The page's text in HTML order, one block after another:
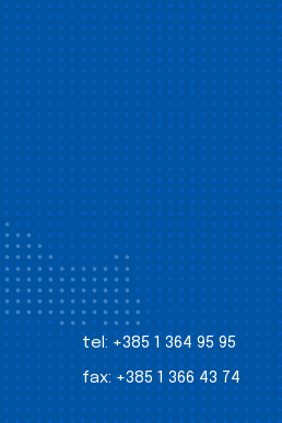
tel: +385 1 364 95 95
fax: +385 1 366 43 74